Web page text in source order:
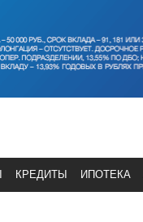
КРЕДИТЫ ИПОТЕКА